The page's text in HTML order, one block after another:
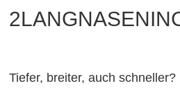
Tiefer, breiter, auch schneller?